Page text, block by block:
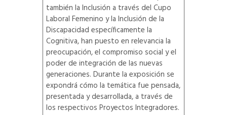
también la Inclusión a través del Cupo
Laboral Femenino y la Inclusión de la
Discapacidad específicamente la
Cognitiva, han puesto en relevancia la
preocupación, el compromiso social y el
poder de integración de las nuevas
generaciones. Durante la exposición se
expondrá cómo la temática fue pensada,
presentada y desarrollada, a través de
los respectivos Proyectos Integradores.